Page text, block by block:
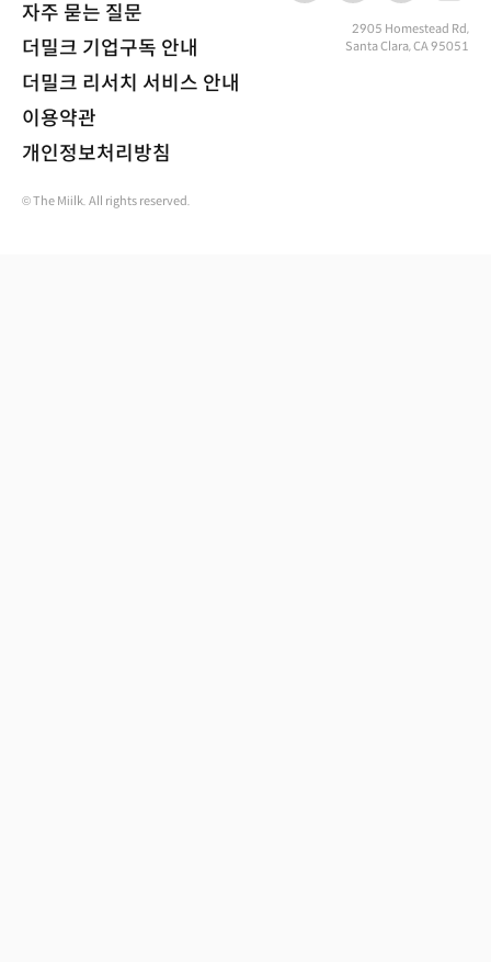
자주 묻는 질문
더밀크 기업구독 안내
더밀크 리서치 서비스 안내
이용약관
개인정보처리방침
2905 Homestead Rd,
Santa Clara, CA 95051
© The Miilk. All rights reserved.